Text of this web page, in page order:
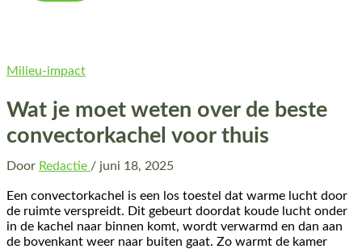
Milieu-impact
Wat je moet weten over de beste
convectorkachel voor thuis
Door Redactie / juni 18, 2025
Een convectorkachel is een los toestel dat warme lucht door
de ruimte verspreidt. Dit gebeurt doordat koude lucht onder
in de kachel naar binnen komt, wordt verwarmd en dan aan
de bovenkant weer naar buiten gaat. Zo warmt de kamer